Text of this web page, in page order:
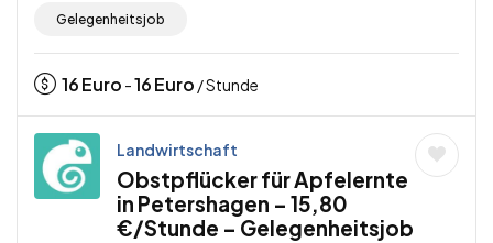
Gelegenheitsjob
16Euro -16Euro / Stunde
Landwirtschaft
Obstpflücker für Apfelernte
in Petershagen – 15,80
€/Stunde – Gelegenheitsjob